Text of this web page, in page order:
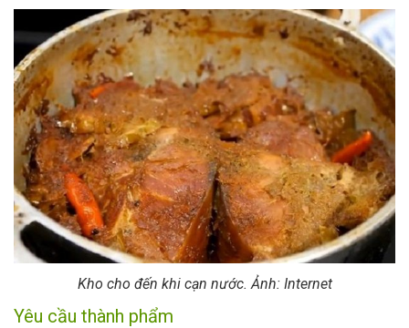
Kho cho đến khi cạn nước. Ảnh: Internet
Yêu cầu thành phẩm